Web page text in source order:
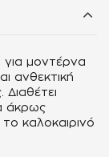
για μοντέρνα
ανθεκτική
άκρως
καλοκαιρινό